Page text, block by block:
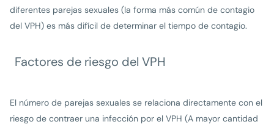
diferentes parejas sexuales (la forma más común de contagio
del VPH) es más difícil de determinar el tiempo de contagio.
Factores de riesgo del VPH
El número de parejas sexuales se relaciona directamente con el
riesgo de contraer una infección por el VPH (A mayor cantidad